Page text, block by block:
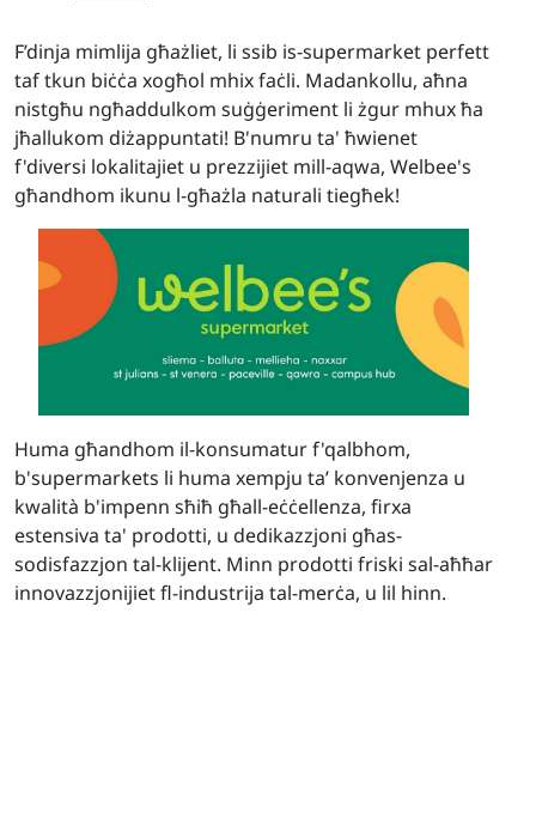
F’dinja mimlija għażliet, li ssib is-supermarket perfett
taf tkun biċċa xogħol mhix faċli. Madankollu, aħna
nistgħu ngħaddulkom suġġeriment li żgur mhux ħa
jħallukom diżappuntati! B'numru ta' ħwienet
f'diversi lokalitajiet u prezzijiet mill-aqwa, Welbee's
għandhom ikunu l-għażla naturali tiegħek!
Huma għandhom il-konsumatur f'qalbhom,
b'supermarkets li huma xempju ta’ konvenjenza u
kwalità b'impenn sħiħ għall-eċċellenza, firxa
estensiva ta' prodotti, u dedikazzjoni għas-
sodisfazzjon tal-klijent. Minn prodotti friski sal-aħħar
innovazzjonijiet fl-industrija tal-merċa, u lil hinn.